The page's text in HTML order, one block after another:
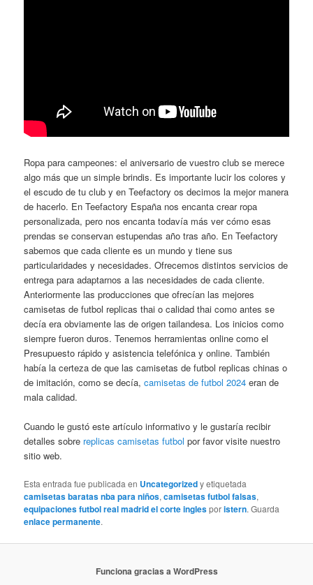
Ropa para campeones: el aniversario de vuestro club se merece
algo más que un simple brindis. Es importante lucir los colores y
el escudo de tu club y en Teefactory os decimos la mejor manera
de hacerlo. En Teefactory España nos encanta crear ropa
personalizada, pero nos encanta todavía más ver cómo esas
prendas se conservan estupendas año tras año. En Teefactory
sabemos que cada cliente es un mundo y tiene sus
particularidades y necesidades. Ofrecemos distintos servicios de
entrega para adaptarnos a las necesidades de cada cliente.
Anteriormente las producciones que ofrecían las mejores
camisetas de futbol replicas thai o calidad thai como antes se
decía era obviamente las de origen tailandesa. Los inicios como
siempre fueron duros. Tenemos herramientas online como el
Presupuesto rápido y asistencia telefónica y online. También
había la certeza de que las camisetas de futbol replicas chinas o
de imitación, como se decía,camisetas de futbol 2024 eran de
mala calidad.
Cuando le gustó este artículo informativo y le gustaría recibir
detalles sobre replicas camisetas futbol por favor visite nuestro
sitio web.
Esta entrada fue publicada en Uncategorizedy etiquetada
camisetas baratas nba para niños,camisetas futbol falsas,
equipaciones futbol real madrid el corte inglesporistern. Guarda
enlace permanente.
Funciona gracias a WordPress